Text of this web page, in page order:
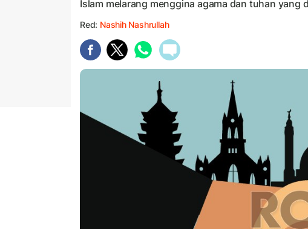
Islam melarang menggina agama dan tuhan yang
Red: Nashih Nashrullah